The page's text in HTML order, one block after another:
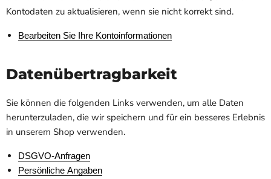
Kontodaten zu aktualisieren, wenn sie nicht korrekt sind.
Bearbeiten Sie Ihre Kontoinformationen
Datenübertragbarkeit
Sie können die folgenden Links verwenden, um alle Daten
herunterzuladen, die wir speichern und für ein besseres Erlebnis
in unserem Shop verwenden.
DSGVO-Anfragen
Persönliche Angaben